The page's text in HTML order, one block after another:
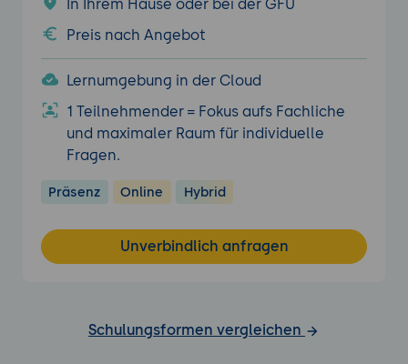
In Ihrem Hause oder bei der GFU
Preis nach Angebot
Lernumgebung in der Cloud
1 Teilnehmender = Fokus aufs Fachliche
und maximaler Raum für individuelle
Fragen.
Präsenz Online Hybrid
Unverbindlich anfragen
Schulungsformen vergleichen